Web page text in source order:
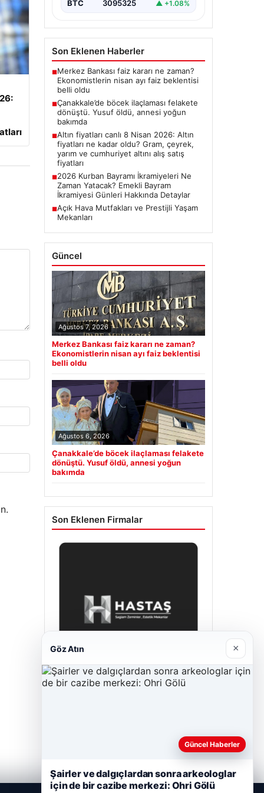
BTC 3095325 ▲ +1.08%
Son Eklenen Haberler
■Merkez Bankası faiz kararı ne zaman?
Ekonomistlerin nisan ayı faiz beklentisi
belli oldu
■Çanakkale’de böcek ilaçlaması felakete
dönüştü. Yusuf öldü, annesi yoğun
bakımda
■Altın fiyatları canlı 8 Nisan 2026: Altın
fiyatları ne kadar oldu? Gram, çeyrek,
yarım ve cumhuriyet altını alış satış
fiyatları
■2026 Kurban Bayramı İkramiyeleri Ne
Zaman Yatacak? Emekli Bayram
İkramiyesi Günleri Hakkında Detaylar
■Açık Hava Mutfakları ve Prestijli Yaşam
Mekanları
Güncel
Ağustos 7, 2026
Merkez Bankası faiz kararı ne zaman?
Ekonomistlerin nisan ayı faiz beklentisi
belli oldu
Ağustos 6, 2026
Çanakkale’de böcek ilaçlaması felakete
dönüştü. Yusuf öldü, annesi yoğun
bakımda
Son Eklenen Firmalar
Göz Atın ×
Güncel Haberler
Şairler ve dalgıçlardan sonra arkeologlar
için de bir cazibe merkezi: Ohri Gölü